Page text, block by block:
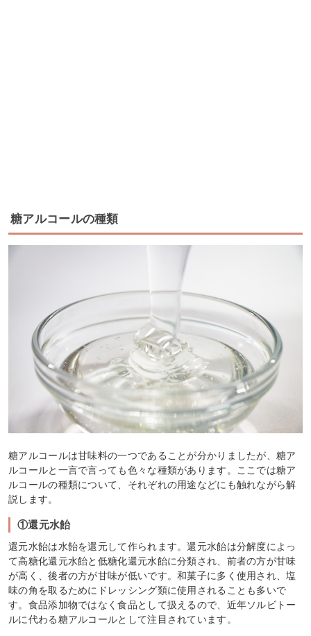
糖アルコールの種類
糖アルコールは甘味料の一つであることが分かりましたが、糖ア
ルコールと一言で言っても色々な種類があります。ここでは糖ア
ルコールの種類について、それぞれの用途などにも触れながら解
説します。
①還元水飴
還元水飴は水飴を還元して作られます。還元水飴は分解度によっ
て高糖化還元水飴と低糖化還元水飴に分類され、前者の方が甘味
が高く、後者の方が甘味が低いです。和菓子に多く使用され、塩
味の角を取るためにドレッシング類に使用されることも多いで
す。食品添加物ではなく食品として扱えるので、近年ソルビトー
ルに代わる糖アルコールとして注目されています。